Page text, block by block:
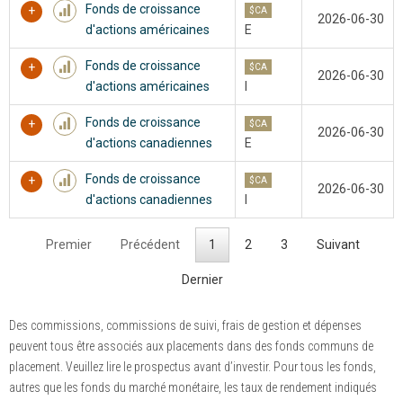
Fonds de croissance
d'actions américaines
$CA
E
2026-06-30
Fonds de croissance
d'actions américaines
$CA
2026-06-30
Fonds de croissance
d'actions canadiennes
$CA
E
2026-06-30
Fonds de croissance
d'actions canadiennes
$CA
2026-06-30
Premier Précédent 1 2 3 Suivant
Dernier
Des commissions, commissions de suivi, frais de gestion et dépenses
peuvent tous être associés aux placements dans des fonds communs de
placement. Veuillez lire le prospectus avant d’investir. Pour tous les fonds,
autres que les fonds du marché monétaire, les taux de rendement indiqués